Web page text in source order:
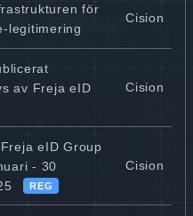
för
legitimering
Cision
av Freja eID
Cision
eID Group
- 30
REG
Cision